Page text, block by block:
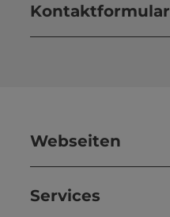
Kontaktformular
Webseiten
Services